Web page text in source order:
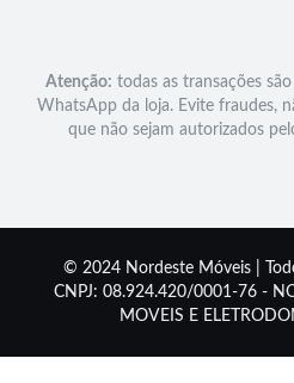
Atenção: todas as transações
WhatsApp da loja. Evite fraudes,
que não sejam autorizados
© 2024 Nordeste Móveis |
CNPJ: 08.924.420/0001-76 -
MOVEIS E